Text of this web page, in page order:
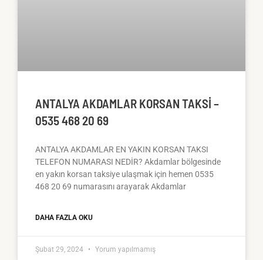
ANTALYA AKDAMLAR KORSAN TAKSI –
0535 468 20 69
ANTALYA AKDAMLAR EN YAKIN KORSAN TAKSI
TELEFON NUMARASI NEDİR? Akdamlar bölgesinde
en yakın korsan taksiye ulaşmak için hemen 0535
468 20 69 numarasını arayarak Akdamlar
DAHA FAZLA OKU
Şubat 29, 2024 Yorum yapılmamış